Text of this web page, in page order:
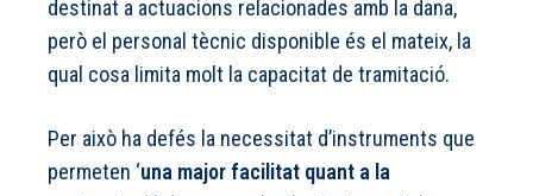
destinat a actuacions relacionades amb la dana,
però el personal tècnic disponible és el mateix, la
qual cosa limita molt la capacitat de tramitació.
Per això ha defés la necessitat d’instruments que
permeten ‘una major facilitat quant a la